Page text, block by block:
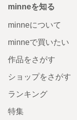
minneを知る
minneについて
minneで買いたい
作品をさがす
ショップをさがす
ランキング
特集